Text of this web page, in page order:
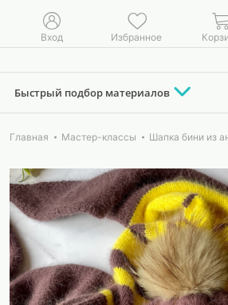
Вход Избранное
Быстрый подбор материалов
Главная Мастер-классы Шапка бини из